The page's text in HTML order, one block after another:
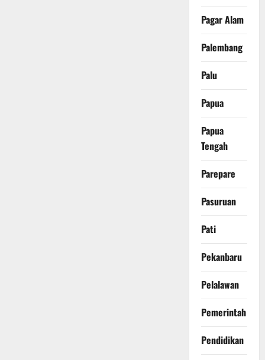
Pagar Alam
Palembang
Palu
Papua
Papua
Tengah
Parepare
Pasuruan
Pati
Pekanbaru
Pelalawan
Pemerintah
Pendidikan